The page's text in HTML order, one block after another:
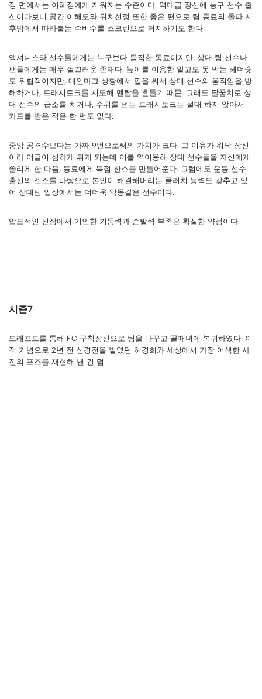
징 면에서는 이혜정에게 지워지는 수준이다. 역대급 장신에 농구 선수 출
신이다보니 공간 이해도와 위치선정 또한 좋은 편으로 팀 동료의 돌파 시
후방에서 따라붙는 수비수를 스크린으로 저지하기도 한다.
액셔니스타 선수들에게는 누구보다 듬직한 동료이지만, 상대 팀 선수나
팬들에게는 매우 껄끄러운 존재다. 높이를 이용한 알고도 못 막는 헤더슛
도 위협적이지만, 대인마크 상황에서 팔을 써서 상대 선수의 움직임을 방
해하거나, 트래시토크를 시도해 멘탈을 흔들기 때문. 그래도 팔꿈치로 상
대 선수의 급소를 치거나, 수위를 넘는 트래시토크는 절대 하지 않아서
카드를 받은 적은 한 번도 없다.
중앙 공격수보다는 가짜 9번으로써의 가치가 크다. 그 이유가 워낙 장신
이라 어글이 심하게 튀게 되는데 이를 역이용해 상대 선수들을 자신에게
쏠리게 한 다음, 동료에게 득점 찬스를 만들어준다. 그럼에도 운동 선수
출신의 센스를 바탕으로 본인이 해결해버리는 클러치 능력도 갖추고 있
어 상대팀 입장에서는 더더욱 악몽같은 선수이다.
압도적인 신장에서 기인한 기동력과 순발력 부족은 확실한 약점이다.
시즌7
드래프트를 통해 FC 구척장신으로 팀을 바꾸고 골때녀에 복귀하였다. 이
적 기념으로 2년 전 신경전을 벌였던 허경희와 세상에서 가장 어색한 사
진의 포즈를 재현해 낸 건 덤.